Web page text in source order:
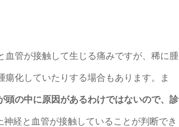
管が接触して生じる痛みですが、稀に腫
化していたりする場合もあります。ま
頭の中に原因があるわけではないので、診
神経と血管が接触していることが判断でき